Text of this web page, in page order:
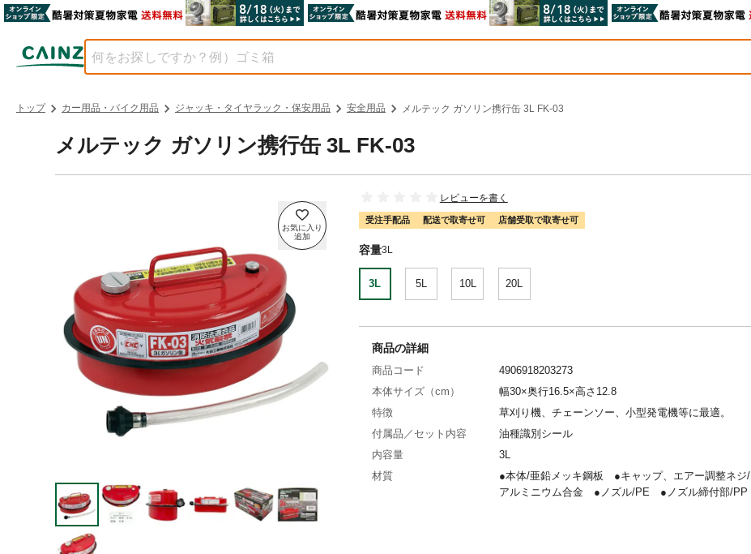
トップ カー用品・バイク用品 ジャッキ・タイヤラック・保安用品 安全用品 メルテック ガソリン携行缶 3L FK-03
メルテック ガソリン携行缶 3L FK-03
レビューを書く
受注手配品 配送で取寄せ可 店舗受取で取寄せ可
容量3L
3L 5L 10L 20L
商品の詳細
商品コード
4906918203273
本体サイズ（cm）
幅30×奥行16.5×高さ12.8
特徴
草刈り機、チェーンソー、小型発電機等に最適。
付属品／セット内容
油種識別シール
内容量
3L
材質
●本体/亜鉛メッキ鋼板 ●キャップ、エアー調整ネジ/
アルミニウム合金 ●ノズル/PE ●ノズル締付部/PP